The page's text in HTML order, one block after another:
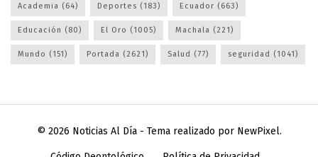
Academia (64) Deportes (183) Ecuador (663)
Educación (80) El Oro (1005) Machala (221)
Mundo (151) Portada (2621) Salud (77) seguridad (1041)
© 2026 Noticias Al Día- Tema realizado por NewPixel.